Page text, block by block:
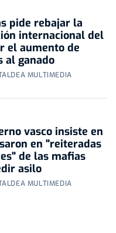
pide rebajar la
internacional del
el aumento de
al ganado
MULTIMEDIA
vasco insiste en
en "reiteradas
de las mafias
asilo
MULTIMEDIA